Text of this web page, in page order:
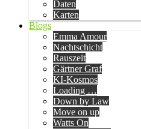
Daten
Karten
Blogs
Emma Amour
Nachtschicht
Rauszeit
Gärtner Graf
KI-Kosmos
Loading …
Down by Law
Move on up
Watts On